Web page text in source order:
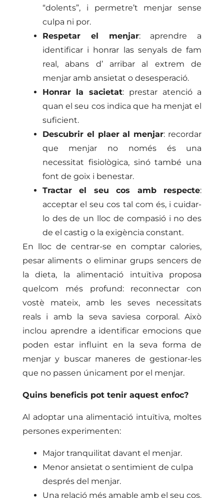
“dolents”, i permetre’t menjar sense
culpa ni por.
Respetar el menjar: aprendre a
identificar i honrar las senyals de fam
real, abans d’ arribar al extrem de
menjar amb ansietat o desesperació.
Honrar la sacietat: prestar atenció a
quan el seu cos indica que ha menjat el
suficient.
Descubrir el plaer al menjar: recordar
que menjar no només és una
necessitat fisiològica, sinó també una
font de goix i benestar.
Tractar el seu cos amb respecte:
acceptar el seu cos tal com és, i cuidar-
lo des de un lloc de compasió i no des
de el castig o la exigència constant.
En lloc de centrar-se en comptar calories,
pesar aliments o eliminar grups sencers de
la dieta, la alimentació intuïtiva proposa
quelcom més profund: reconnectar con
vostè mateix, amb les seves necessitats
reals i amb la seva saviesa corporal. Això
inclou aprendre a identificar emocions que
poden estar influint en la seva forma de
menjar y buscar maneres de gestionar-les
que no passen únicament por el menjar.
Quins beneficis pot tenir aquest enfoc?
Al adoptar una alimentació intuïtiva, moltes
persones experimenten:
Major tranquilitat davant el menjar.
Menor ansietat o sentimient de culpa
després del menjar.
Una relació més amable amb el seu cos.